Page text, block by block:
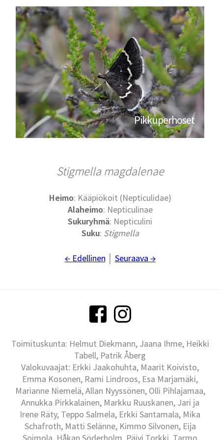
Pikkuperhoset
Stigmella magdalenae
Heimo: Kääpiökoit (Nepticulidae)
Alaheimo: Nepticulinae
Sukuryhmä: Nepticulini
Suku: Stigmella
← Edellinen Seuraava →
Toimituskunta: Helmut Diekmann, Jaana Ihme, Heikki
Tabell, Patrik Åberg
Valokuvaajat: Erkki Jaakohuhta, Maarit Koivisto,
Emma Kosonen, Rami Lindroos, Esa Marjamäki,
Marianne Niemelä, Allan Nyyssönen, Olli Pihlajamaa,
Annukka Pirkkalainen, Markku Ruuskanen, Jari ja
Irene Räty, Teppo Salmela, Erkki Santamala, Mika
Schafroth, Matti Selänne, Kimmo Silvonen, Eija